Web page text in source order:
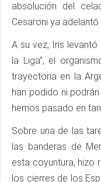
absolución del
Cesaroni ya
A su vez, Iris
la Liga”, el
trayectoria en la
han podido ni
hemos pasado en
Sobre una de las
las banderas de
esta coyuntura, hizo
los cierres de los